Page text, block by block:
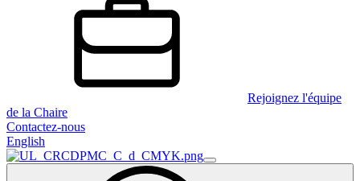
Rejoignez l'équipe
de la Chaire
Contactez-nous
English